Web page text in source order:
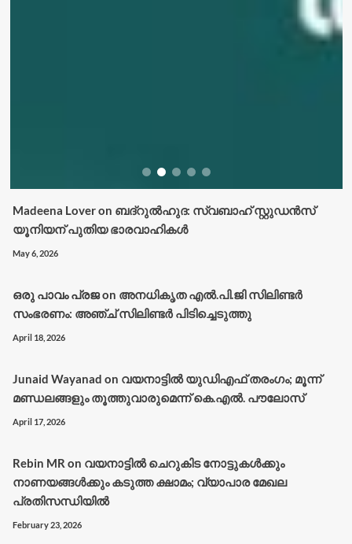
Madeena Loveron ബദ്റുൽഹുദ: സ്വബാഹ് സ്റ്റുഡൻസ്
യൂനിയന് പുതിയ ഭാരവാഹികൾ
May 6, 2026
ഒരു പാവം പ്രജon അനധികൃത എൽ.പി.ജി സിലിണ്ടർ
സംഭരണം: അഞ്ച് സിലിണ്ടർ പിടിച്ചെടുത്തു
April 18, 2026
Junaid Wayanad on വയനാട്ടില്‍ യുഡിഎഫ് തരംഗം; മൂന്ന്
മണ്ഡലങ്ങളും തൂത്തുവാരുമെന്ന് കെ.എല്‍. പൗലോസ്
April 17, 2026
Rebin MR on വയനാട്ടിൽ ചെറുകിട നോട്ടുകൾക്കും
നാണയങ്ങൾക്കും കടുത്ത ക്ഷാമം; വ്യാപാര മേഖല
പ്രതിസന്ധിയിൽ
February 23, 2026